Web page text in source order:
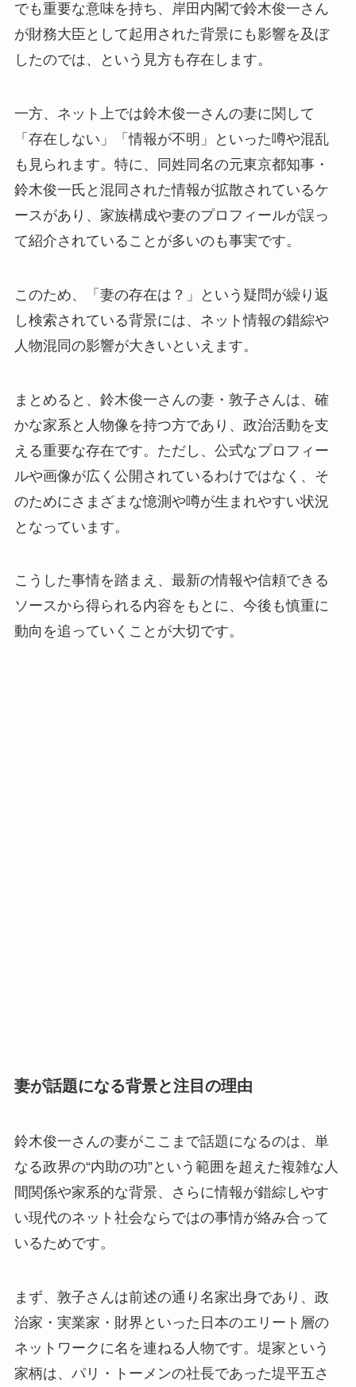
でも重要な意味を持ち、岸田内閣で鈴木俊一さん
が財務大臣として起用された背景にも影響を及ぼ
したのでは、という見方も存在します。
一方、ネット上では鈴木俊一さんの妻に関して
「存在しない」「情報が不明」といった噂や混乱
も見られます。特に、同姓同名の元東京都知事・
鈴木俊一氏と混同された情報が拡散されているケ
ースがあり、家族構成や妻のプロフィールが誤っ
て紹介されていることが多いのも事実です。
このため、「妻の存在は？」という疑問が繰り返
し検索されている背景には、ネット情報の錯綜や
人物混同の影響が大きいといえます。
まとめると、鈴木俊一さんの妻・敦子さんは、確
かな家系と人物像を持つ方であり、政治活動を支
える重要な存在です。ただし、公式なプロフィー
ルや画像が広く公開されているわけではなく、そ
のためにさまざまな憶測や噂が生まれやすい状況
となっています。
こうした事情を踏まえ、最新の情報や信頼できる
ソースから得られる内容をもとに、今後も慎重に
動向を追っていくことが大切です。
妻が話題になる背景と注目の理由
鈴木俊一さんの妻がここまで話題になるのは、単
なる政界の“内助の功”という範囲を超えた複雑な人
間関係や家系的な背景、さらに情報が錯綜しやす
い現代のネット社会ならではの事情が絡み合って
いるためです。
まず、敦子さんは前述の通り名家出身であり、政
治家・実業家・財界といった日本のエリート層の
ネットワークに名を連ねる人物です。堤家という
家柄は、パリ・トーメンの社長であった堤平五さ